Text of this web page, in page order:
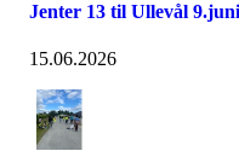
Jenter 13 til Ullevål 9.juni
15.06.2026